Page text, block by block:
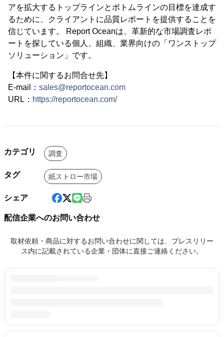
アを拡大するトップラインとボトムラインの目標を達成す
るために、クライアントに品質レポートを提供することを
信じています。 Report Oceanは、革新的な市場調査レポ
ートを探している個人、組織、業界向けの「ワンストップ
ソリューション」です。
【本件に関するお問合せ先】
E-mail： sales@reportocean.com
URL： https://reportocean.com/
カテゴリ 調査
タグ 紙ストロー市場
シェア
配信企業へのお問い合わせ
取材依頼・商品に対するお問い合わせに関しては、プレスリリー
ス内に記載されている企業・団体に直接ご連絡ください。